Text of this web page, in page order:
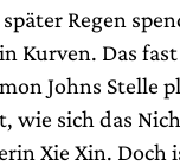
Regen
Kurven. Das
Johns Stelle
wie sich das
Xie Xin.